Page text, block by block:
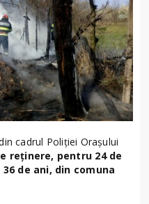
cadrul Poliției Orașului
reținere, pentru 24 de
de ani, din comuna